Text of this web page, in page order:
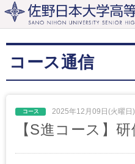
コース通信
2025年12月09日(火曜日)
【S進コース】